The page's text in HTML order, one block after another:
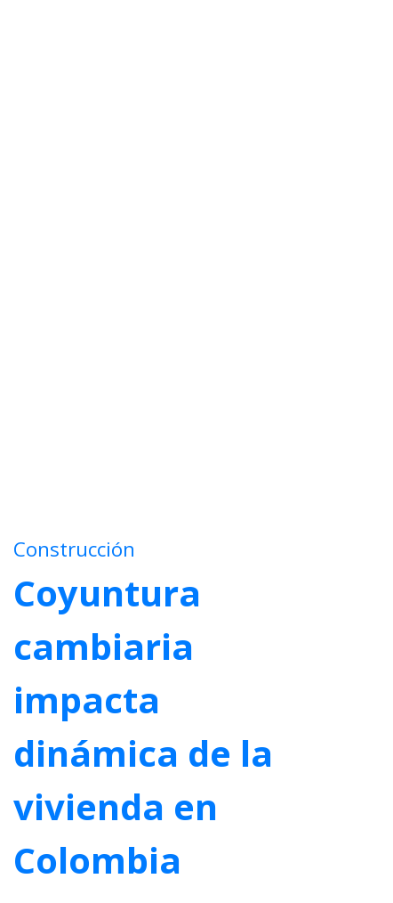
Construcción
Coyuntura
cambiaria
impacta
dinámica de la
vivienda en
Colombia